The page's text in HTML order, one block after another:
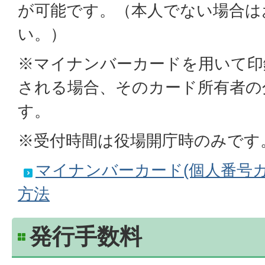
が可能です。（本人でない場合
い。）
※マイナンバーカードを用いて
される場合、そのカード所有者
す。
※受付時間は役場開庁時のみです
マイナンバーカード(個人番号
方法
発行手数料